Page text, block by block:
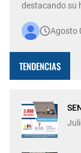
destacando su
construyenAgosto
TENDENCIAS